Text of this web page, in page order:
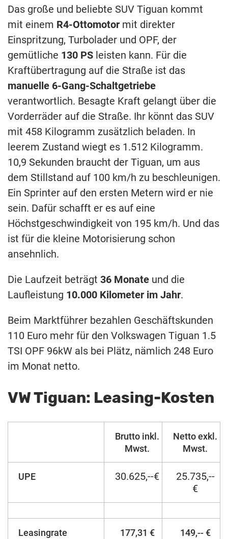
Das große und beliebte SUV Tiguan kommt
mit einem R4-Ottomotor mit direkter
Einspritzung, Turbolader und OPF, der
gemütliche 130 PS leisten kann. Für die
Kraftübertragung auf die Straße ist das
manuelle 6-Gang-Schaltgetriebe
verantwortlich. Besagte Kraft gelangt über die
Vorderräder auf die Straße. Ihr könnt das SUV
mit 458 Kilogramm zusätzlich beladen. In
leerem Zustand wiegt es 1.512 Kilogramm.
10,9 Sekunden braucht der Tiguan, um aus
dem Stillstand auf 100 km/h zu beschleunigen.
Ein Sprinter auf den ersten Metern wird er nie
sein. Dafür schafft er es auf eine
Höchstgeschwindigkeit von 195 km/h. Und das
ist für die kleine Motorisierung schon
ansehnlich.
Die Laufzeit beträgt 36 Monate und die
Laufleistung 10.000 Kilometer im Jahr.
Beim Marktführer bezahlen Geschäftskunden
110 Euro mehr für den Volkswagen Tiguan 1.5
TSI OPF 96kW als bei Plätz, nämlich 248 Euro
im Monat netto.
VW Tiguan: Leasing-Kosten
Brutto inkl.
Mwst.
Netto exkl.
Mwst.
UPE 30.625,--€
25.735,--
€
Leasingrate 177,31 € 149,-- €